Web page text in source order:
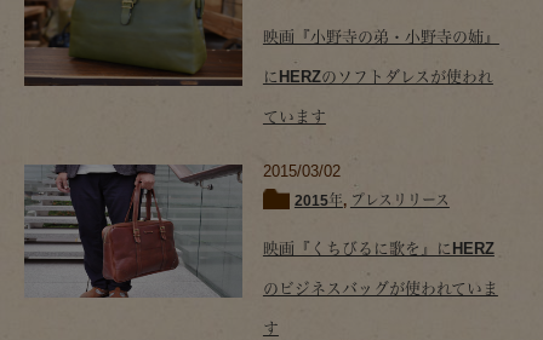
映画『小野寺の弟・小野寺の姉』
にHERZのソフトダレスが使われ
ています
2015/03/02
2015年, プレスリリース
映画『くちびるに歌を』にHERZ
のビジネスバッグが使われていま
す